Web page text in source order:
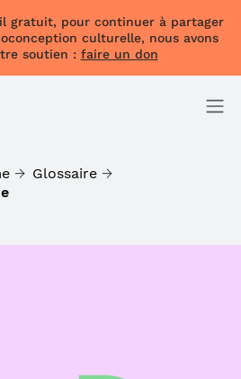
gratuit, pour continuer à partager
culturelle, nous avons
soutien : faire un don
Glossaire